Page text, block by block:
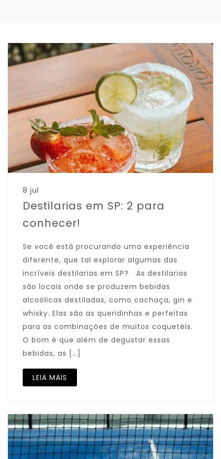
8 jul
Destilarias em SP: 2 para
conhecer!
Se você está procurando uma experiência
diferente, que tal explorar algumas das
incríveis destilarias em SP? As destilarias
são locais onde se produzem bebidas
alcoólicas destiladas, como cachaça, gin e
whisky. Elas são as queridinhas e perfeitas
para as combinações de muitos coquetéis.
O bom é que além de degustar essas
bebidas, as […]
LEIA MAIS